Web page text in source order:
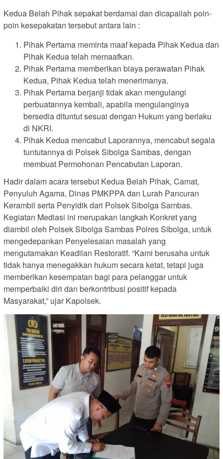
Kedua Belah Pihak sepakat berdamai dan dicapailah poin-
poin kesepakatan tersebut antara lain :
Pihak Pertama meminta maaf kepada Pihak Kedua dan
Pihak Kedua telah memaafkan.
Pihak Pertama memberikan biaya perawatan Pihak
Kedua, Pihak Kedua telah menerimanya.
Pihak Pertama berjanji tidak akan mengulangi
perbuatannya kembali, apabila mengulanginya
bersedia dituntut sesuai dengan Hukum yang berlaku
di NKRI.
Pihak Kedua mencabut Laporannya, mencabut segala
tuntutannya di Polsek Sibolga Sambas, dengan
membuat Permohonan Pencabutan Laporan.
Hadir dalam acara tersebut Kedua Belah Pihak, Camat,
Penyuluh Agama, Dinas PMKPPA dan Lurah Pancuran
Kerambil serta Penyidik dari Polsek Sibolga Sambas.
Kegiatan Mediasi ini merupakan langkah Konkret yang
diambil oleh Polsek Sibolga Sambas Polres Sibolga, untuk
mengedepankan Penyelesaian masalah yang
mengutamakan Keadilan Restoratif. “Kami berusaha untuk
tidak hanya menegakkan hukum secara ketat, tetapi juga
memberikan kesempatan bagi para pelanggar untuk
memperbaiki diri dan berkontribusi positif kepada
Masyarakat,” ujar Kapolsek.